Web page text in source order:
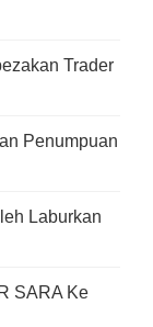
Trader
Penumpuan
Laburkan
SARA Ke